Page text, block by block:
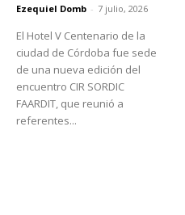
Ezequiel Domb - 7 julio, 2026
El Hotel V Centenario de la
ciudad de Córdoba fue sede
de una nueva edición del
encuentro CIR SORDIC
FAARDIT, que reunió a
referentes...